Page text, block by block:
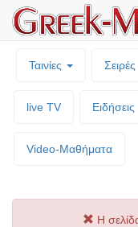
Ταινίες Σειρές
live TV Ειδήσεις
Video-Mαθήματα
Η